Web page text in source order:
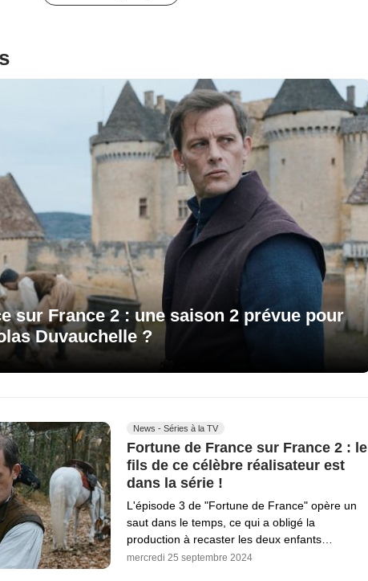
sur France 2 : une saison 2 prévue pour
Duvauchelle ?
News - Séries à la TV
Fortune de France sur France 2 : le
fils de ce célèbre réalisateur est
dans la série !
L'épisode 3 de "Fortune de France" opère un
saut dans le temps, ce qui a obligé la
production à recaster les deux enfants…
mercredi 25 septembre 2024